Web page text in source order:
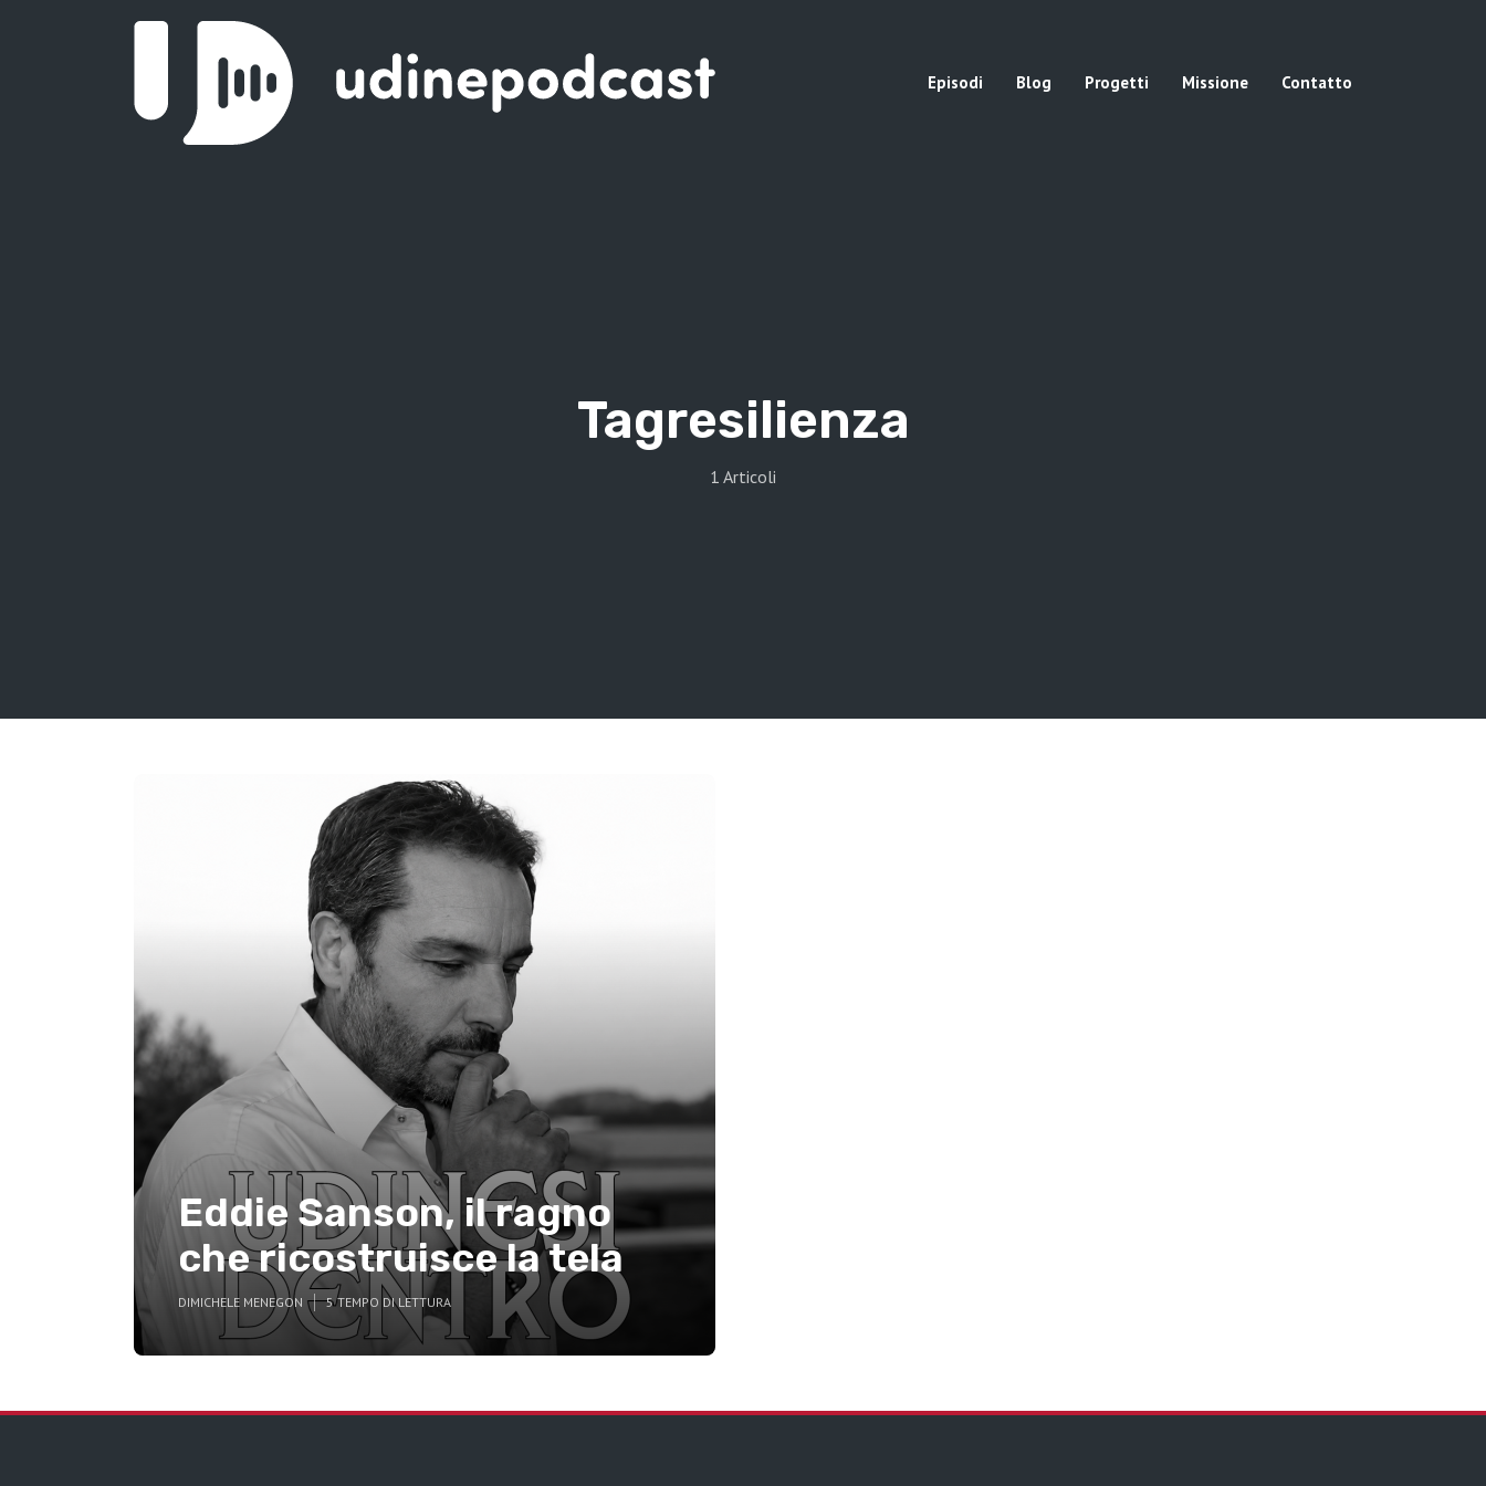
Episodi Blog Progetti Missione Contatto
Tagresilienza
1 Articoli
Eddie Sanson, il ragno
che ricostruisce la tela
DIMICHELE MENEGON 5 TEMPO DI LETTURA